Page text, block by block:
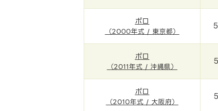
ポロ
（2000年式 / 東京都）
ポロ
（2011年式 / 沖縄県）
ポロ
（2010年式 / 大阪府）